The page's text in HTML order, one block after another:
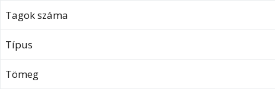
Tagok száma
Típus
Tömeg